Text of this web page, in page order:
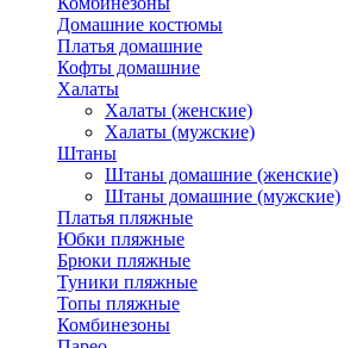
Домашние костюмы
Платья домашние
Кофты домашние
Халаты
Халаты (женские)
Халаты (мужские)
Штаны
Штаны домашние (женские)
Штаны домашние (мужские)
Платья пляжные
Юбки пляжные
Брюки пляжные
Туники пляжные
Топы пляжные
Комбинезоны